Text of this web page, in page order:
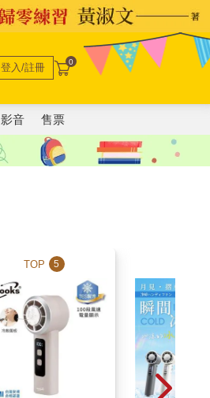
登入/註冊 0
影音 售票
TOP 5